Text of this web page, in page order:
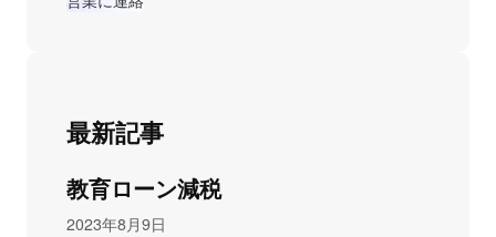
最新記事
教育ローン減税
2023年8月9日